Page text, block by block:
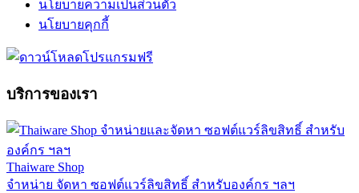
นโยบายความเป็นส่วนตัว
นโยบายคุกกี้
บริการของเรา
Thaiware Shop
จำหน่าย จัดหา ซอฟต์แวร์ลิขสิทธิ์ สำหรับองค์กร ฯลฯ